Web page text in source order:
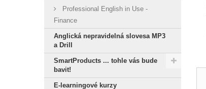
Professional English in Use -
Finance
Anglická nepravidelná slovesa MP3
a Drill
SmartProducts ... tohle vás bude
bavit!
E-learningové kurzy